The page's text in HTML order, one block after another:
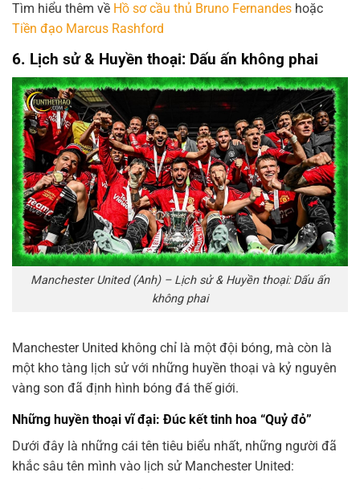
Tìm hiểu thêm về Hồ sơ cầu thủ Bruno Fernandes hoặc
Tiền đạo Marcus Rashford
6. Lịch sử & Huyền thoại: Dấu ấn không phai
Manchester United (Anh) – Lịch sử & Huyền thoại: Dấu ấn
không phai
Manchester United không chỉ là một đội bóng, mà còn là
một kho tàng lịch sử với những huyền thoại và kỷ nguyên
vàng son đã định hình bóng đá thế giới.
Những huyền thoại vĩ đại: Đúc kết tinh hoa “Quỷ đỏ”
Dưới đây là những cái tên tiêu biểu nhất, những người đã
khắc sâu tên mình vào lịch sử Manchester United: